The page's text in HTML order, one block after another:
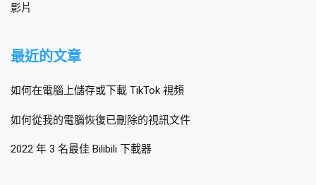
影片
最近的文章
如何在電腦上儲存或下載 TikTok 視頻
如何從我的電腦恢復已刪除的視訊文件
2022 年 3 名最佳 Bilibili 下載器